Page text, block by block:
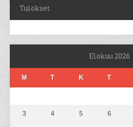
Tulokset
Elokuu 2026
M T K T
3 4 5 6